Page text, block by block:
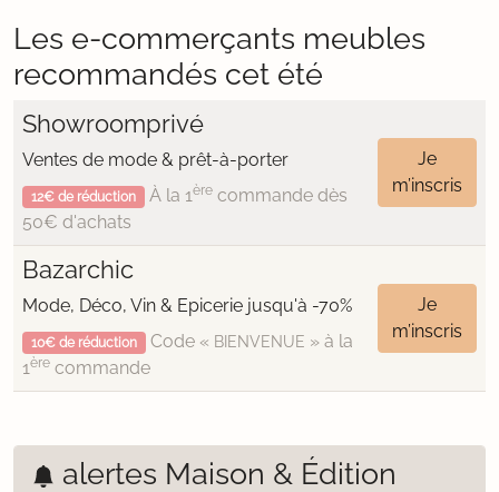
Les e-commerçants meubles
recommandés cet été
Showroomprivé
Ventes de mode & prêt-à-porter
12€ de réduction À la 1èrecommande dès
50€ d'achats
Je
m’inscris
Bazarchic
Mode, Déco, Vin & Epicerie jusqu'à -70%
10€ de réduction Code « BIENVENUE » à la
1ère commande
Je
m’inscris
alertes Maison & Édition